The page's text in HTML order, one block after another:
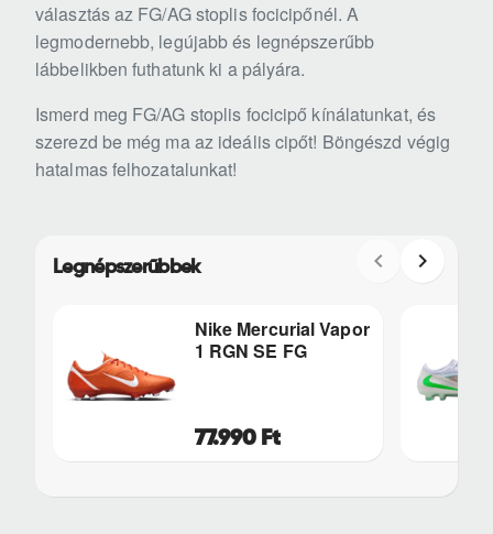
választás az FG/AG stoplis focicipőnél. A
legmodernebb, legújabb és legnépszerűbb
lábbelikben futhatunk ki a pályára.
Ismerd meg FG/AG stoplis focicipő kínálatunkat, és
szerezd be még ma az ideális cipőt! Böngészd végig
hatalmas felhozatalunkat!
Legnépszerűbbek
Nike Mercurial Vapor
1 RGN SE FG
77.990 Ft